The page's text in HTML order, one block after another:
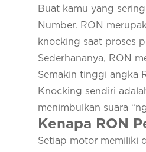
Buat kamu yang
Number. RON
knocking saat proses
Sederhananya, RON
Semakin tinggi angka
Knocking sendiri
menimbulkan suara
Kenapa RON
Setiap motor memiliki